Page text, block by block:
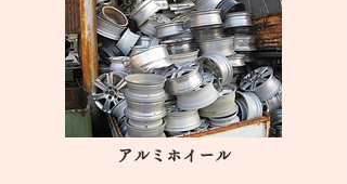
アルミホイール